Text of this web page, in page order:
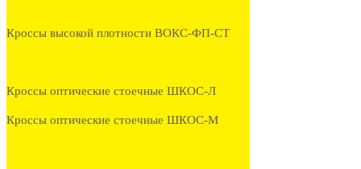
Кроссы высокой плотности ВОКС-ФП-СТ
Кроссы оптические стоечные ШКОС-Л
Кроссы оптические стоечные ШКОС-М